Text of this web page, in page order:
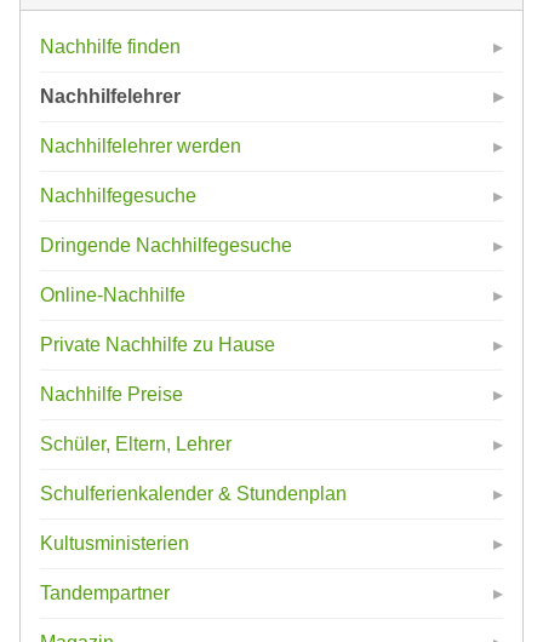
Nachhilfe finden
Nachhilfelehrer
Nachhilfelehrer werden
Nachhilfegesuche
Dringende Nachhilfegesuche
Online-Nachhilfe
Private Nachhilfe zu Hause
Nachhilfe Preise
Schüler, Eltern, Lehrer
Schulferienkalender & Stundenplan
Kultusministerien
Tandempartner